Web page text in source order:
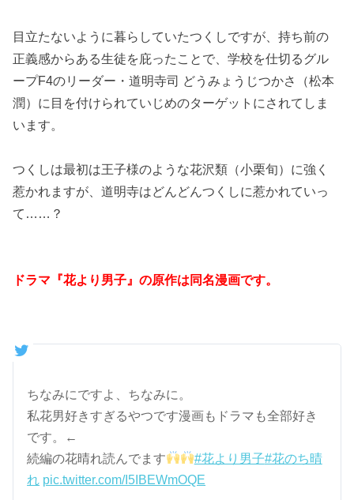
目立たないように暮らしていたつくしですが、持ち前の
正義感からある生徒を庇ったことで、学校を仕切るグル
ープF4のリーダー・道明寺司 どうみょうじつかさ（松本
潤）に目を付けられていじめのターゲットにされてしま
います。
つくしは最初は王子様のような花沢類（小栗旬）に強く
惹かれますが、道明寺はどんどんつくしに惹かれていっ
て……？
ドラマ『花より男子』の原作は同名漫画です。
ちなみにですよ、ちなみに。
私花男好きすぎるやつです漫画もドラマも全部好き
です。←
続編の花晴れ読んでます
#花より男子#花のち晴
れ pic.twitter.com/I5IBEWmOQE